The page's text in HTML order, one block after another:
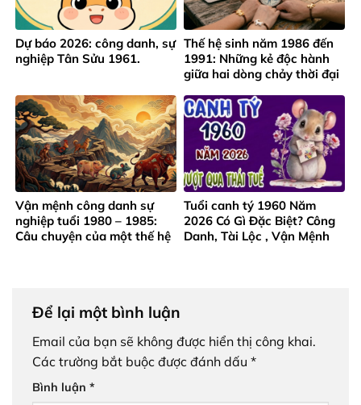
Dự báo 2026: công danh, sự
nghiệp Tân Sửu 1961.
Thế hệ sinh năm 1986 đến
1991: Những kẻ độc hành
giữa hai dòng chảy thời đại
Vận mệnh công danh sự
nghiệp tuổi 1980 – 1985:
Câu chuyện của một thế hệ
Tuổi canh tý 1960 Năm
2026 Có Gì Đặc Biệt? Công
Danh, Tài Lộc , Vận Mệnh
Để lại một bình luận
Email của bạn sẽ không được hiển thị công khai.
Các trường bắt buộc được đánh dấu *
Bình luận *